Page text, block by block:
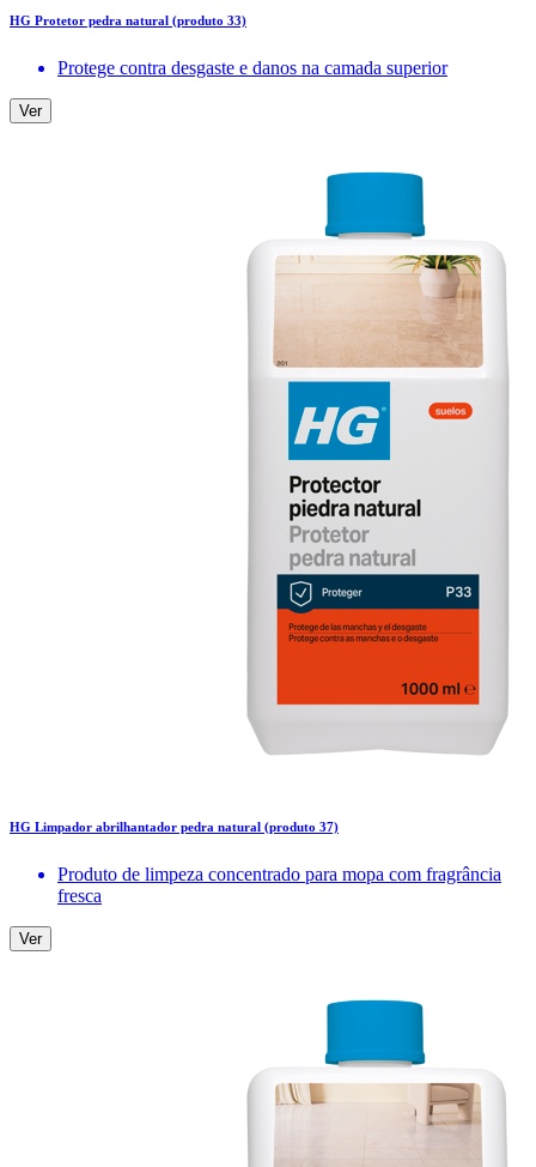
HG Protetor pedra natural (produto 33)
Protege contra desgaste e danos na camada superior
Ver
HG Limpador abrilhantador pedra natural (produto 37)
Produto de limpeza concentrado para mopa com fragrância
fresca
Ver